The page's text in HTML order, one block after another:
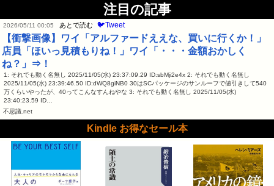
注目の記事
2026/05/11 00:05 あとで読む 🐦Tweet
【衝撃画像】ワイ「アルファードええな、買いに行くか！」
店員「ほいっ見積もりね！」ワイ「・・・金額おかしく
ね？」⇒！
1: それでも動く名無し 2025/11/05(水) 23:37:09.29 ID:sbMji2e4x 2: それでも動く名無し
2025/11/05(水) 23:39:46.50 ID:dWQ8giNB0 30はSCパッケージのサンルーフで値引きして540
万くらいやったが、40ってこんなすんねやな 3: それでも動く名無し 2025/11/05(水)
23:40:23.59 ID…
不思議.net
Kindle お得なセール本